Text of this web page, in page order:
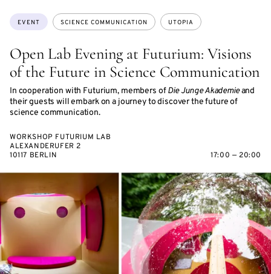
Open Lab Evening at Futurium: Visions
of the Future in Science Communication
In cooperation with Futurium, members ofDie Junge Akademieand
their guests will embark on a journey to discover the future of
science communication.
Topics:
EVENT SCIENCE COMMUNICATION UTOPIA
WORKSHOP FUTURIUM LAB
ALEXANDERUFER 2
10117 BERLIN
17:00 — 20:00